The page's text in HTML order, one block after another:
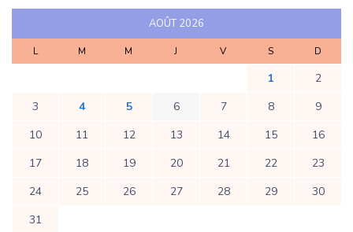
AOÛT 2026
L M M J V S D
1
2
3
4 5 6 7 8
9
10
11 12 13 14 15
16
17
18 19 20 21 22
23
24
25 26 27 28 29
30
31